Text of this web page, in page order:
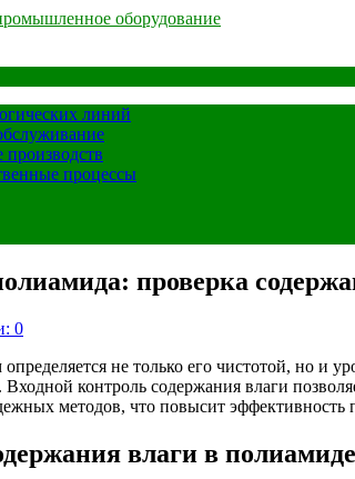
оборудование
линий
процессы
проверка
0
не только его чистотой, но
контроль содержания влаги
методов, что повысит
влаги в